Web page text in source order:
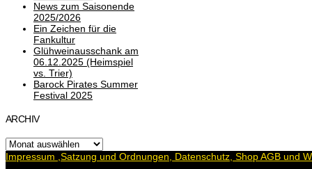
News zum Saisonende
2025/2026
Ein Zeichen für die
Fankultur
Glühweinausschank am
06.12.2025 (Heimspiel
vs. Trier)
Barock Pirates Summer
Festival 2025
ARCHIV
Archiv
Impressum ,Satzung und Ordnungen, Datenschutz, Shop AGB und